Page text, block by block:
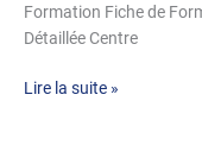
Formation Fiche de
Détaillée Centre
Lire la suite »